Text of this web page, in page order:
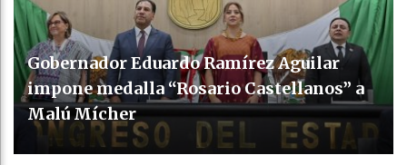
Gobernador Eduardo Ramírez Aguilar
impone medalla “Rosario Castellanos” a
Malú Mícher